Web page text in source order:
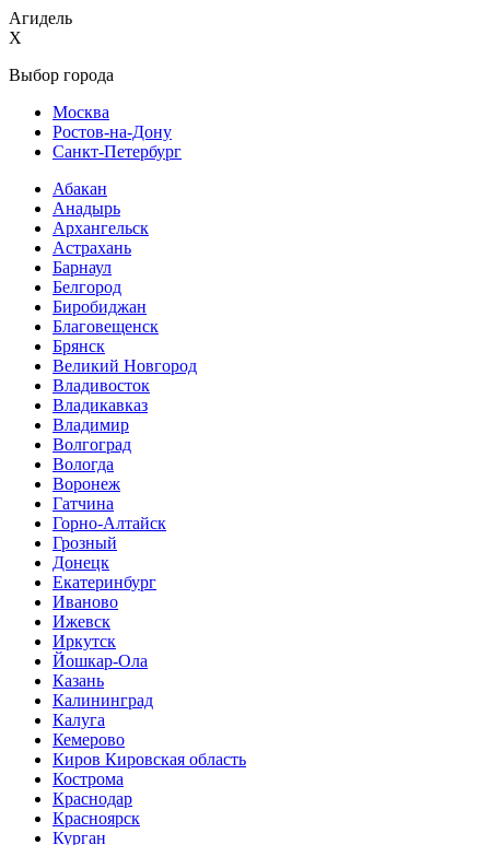
Агидель
X
Выбор города
Москва
Ростов-на-Дону
Санкт-Петербург
Абакан
Анадырь
Архангельск
Астрахань
Барнаул
Белгород
Биробиджан
Благовещенск
Брянск
Великий Новгород
Владивосток
Владикавказ
Владимир
Волгоград
Вологда
Воронеж
Гатчина
Горно-Алтайск
Грозный
Донецк
Екатеринбург
Иваново
Ижевск
Иркутск
Йошкар-Ола
Казань
Калининград
Калуга
Кемерово
Киров Кировская область
Кострома
Краснодар
Красноярск
Курган